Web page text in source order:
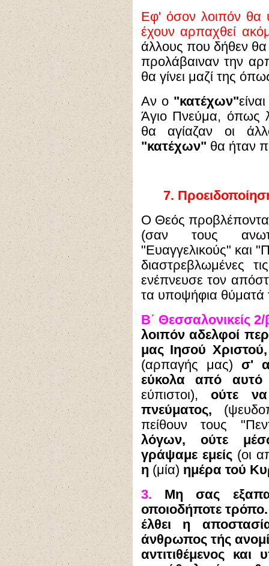
Εφ' όσον λοιπόν θα
έχουν αρπαχθεί
άλλους που δήθεν θα
προλάβαιναν την
θα γίνει μαζί της
Αν ο "κατέχων"
Άγιο Πνεύμα, όπως
θα αγίαζαν οι
"κατέχων" θα ήταν
7.
Ο Θεός
(σαν τους
"Ευαγγελικούς" και
διαστρεβλωμένες
ενέπνευσε τον
τα υποψήφια θύματά
Β΄ Θεσσαλονικείς 2/
λοιπόν αδελφοί
μας Ιησού
(αρπαγής μας) σ'
εύκολα από
εύπιστοι),ούτε
πνεύματος,
πείθουν τους
λόγων, ούτε
γράψαμε εμείς (οι
η (μία) ημέρα τού
3. Μη σας
οποιοδήποτε
έλθει η
άνθρωπος τής
αντιτιθέμενος